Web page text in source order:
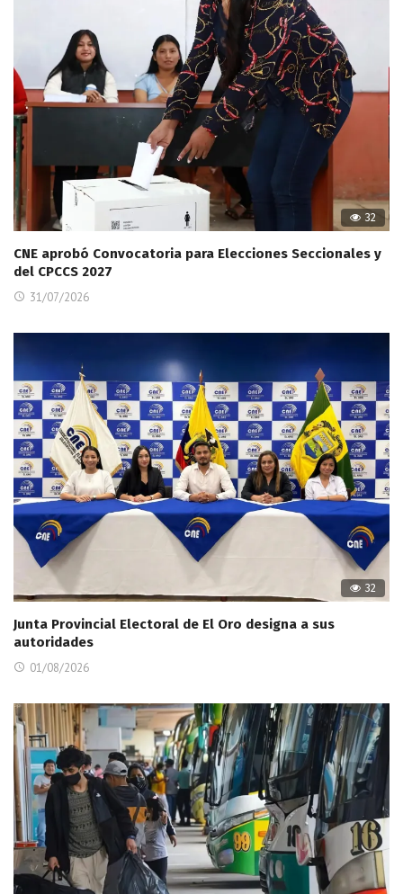
32
CNE aprobó Convocatoria para Elecciones Seccionales y
del CPCCS 2027
31/07/2026
32
Junta Provincial Electoral de El Oro designa a sus
autoridades
01/08/2026